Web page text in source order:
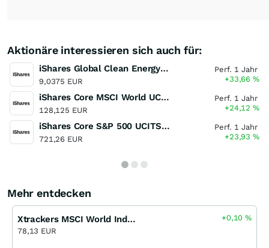
Aktionäre interessieren sich auch für:
iShares Global Clean Energy UCITS ETF
9,0375 EUR
Perf. 1 Jahr
+33,66%
iShares Core MSCI World UCITS ETF
128,125 EUR
Perf. 1 Jahr
+24,12%
iShares Core S&P 500 UCITS ETF
721,26 EUR
Perf. 1 Jahr
+23,93%
Mehr entdecken
Xtrackers MSCI World Industrials UCITS ETF
78,13 EUR
+0,10%